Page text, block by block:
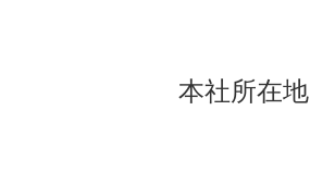
本社所在地